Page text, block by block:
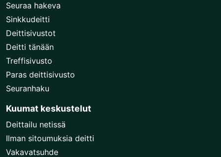
Seuraa hakeva
Sinkkudeitti
Deittisivustot
Deitti tänään
Treffisivusto
Paras deittisivusto
Seuranhaku
Kuumat keskustelut
Deittailu netissä
Ilman sitoumuksia deitti
Vakavatsuhde